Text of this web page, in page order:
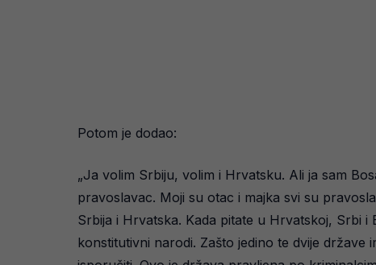
Potom je dodao:
„Ja volim Srbiju, volim i Hrvatsku. Ali ja sam
pravoslavac. Moji su otac i majka svi su
Srbija i Hrvatska. Kada pitate u Hrvatskoj, Srbi i
konstitutivni narodi. Zašto jedino te dvije